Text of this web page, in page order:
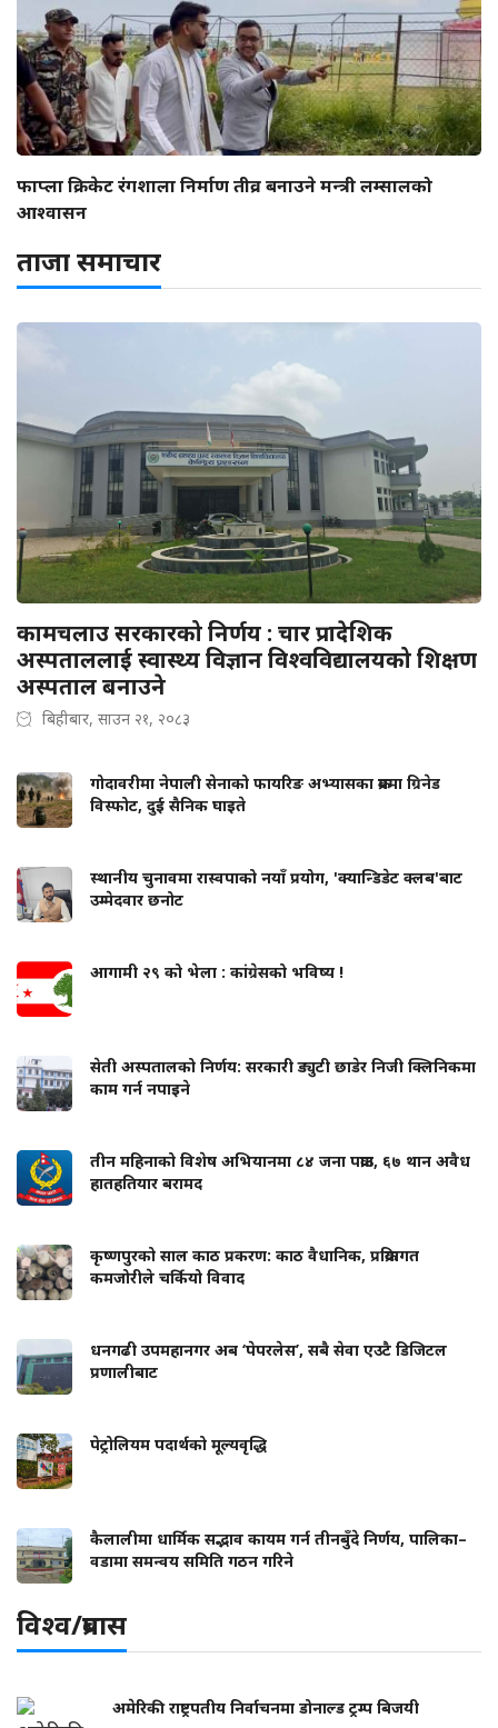
फाप्ला क्रिकेट रंगशाला निर्माण तीव्र बनाउने मन्त्री लम्सालको
आश्वासन
ताजा समाचार
कामचलाउ सरकारको निर्णय : चार प्रादेशिक
अस्पताललाई स्वास्थ्य विज्ञान विश्वविद्यालयको शिक्षण
अस्पताल बनाउने
बिहीबार, साउन २१, २०८३
गोदावरीमा नेपाली सेनाको फायरिङ अभ्यासका क्रममा ग्रिनेड
विस्फोट, दुई सैनिक घाइते
स्थानीय चुनावमा रास्वपाको नयाँ प्रयोग, 'क्यान्डिडेट क्लब'बाट
उम्मेदवार छनोट
आगामी २९ को भेला : कांग्रेसको भविष्य !
सेती अस्पतालको निर्णय: सरकारी ड्युटी छाडेर निजी क्लिनिकमा
काम गर्न नपाइने
तीन महिनाको विशेष अभियानमा ८४ जना पक्राउ, ६७ थान अवैध
हातहतियार बरामद
कृष्णपुरको साल काठ प्रकरण: काठ वैधानिक, प्रक्रियागत
कमजोरीले चर्कियो विवाद
धनगढी उपमहानगर अब ‘पेपरलेस’, सबै सेवा एउटै डिजिटल
प्रणालीबाट
पेट्रोलियम पदार्थको मूल्यवृद्धि
कैलालीमा धार्मिक सद्भाव कायम गर्न तीनबुँदे निर्णय, पालिका–
वडामा समन्वय समिति गठन गरिने
विश्व/प्रबास
अमेरिकी राष्ट्रपतीय निर्वाचनमा डोनाल्ड ट्रम्प बिजयी